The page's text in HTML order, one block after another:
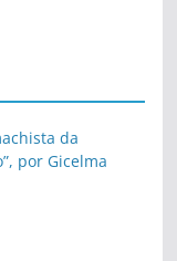
da
por Gicelma